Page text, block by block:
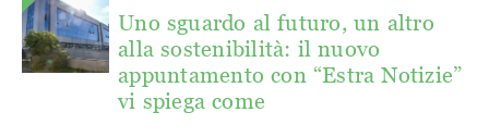
Uno sguardo al futuro, un altro
alla sostenibilità: il nuovo
appuntamento con “Estra Notizie”
vi spiega come